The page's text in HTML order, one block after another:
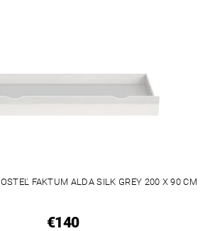
FAKTUM ALDA SILK GREY 200 X 90 CM
€140